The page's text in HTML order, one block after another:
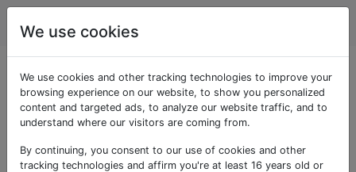
Astronomie
Questions marquées
«units»
13
Pourquoi les astronomes
We use cookies
We use cookies and other tracking technologies to improve your
browsing experience on our website, to show you personalized
content and targeted ads, to analyze our website traffic, and to
understand where our visitors are coming from.
By continuing, you consent to our use of cookies and other
tracking technologies and affirm you're at least 16 years old or